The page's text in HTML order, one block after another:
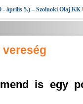
- április 5.) – Szolnoki Olaj KK
is egy